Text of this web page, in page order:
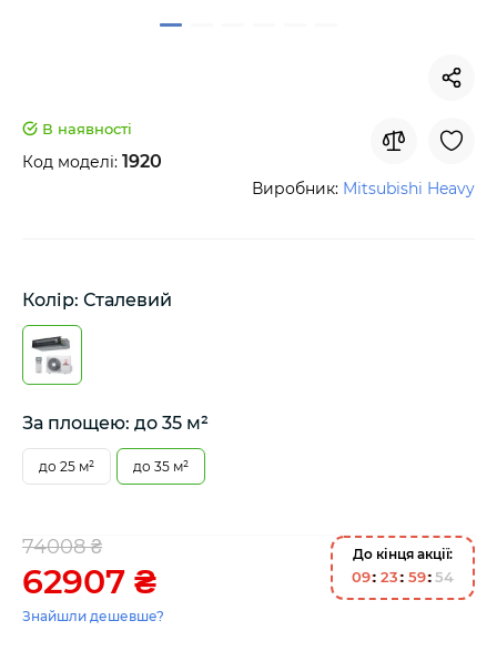
В наявності
Код моделі: 1920
Виробник: Mitsubishi Heavy
Колір: Сталевий
За площею: до 35 м²
до 25 м² до 35 м²
74008 ₴
62907 ₴
Знайшли дешевше?
До кінця акції:
09 23 59 54